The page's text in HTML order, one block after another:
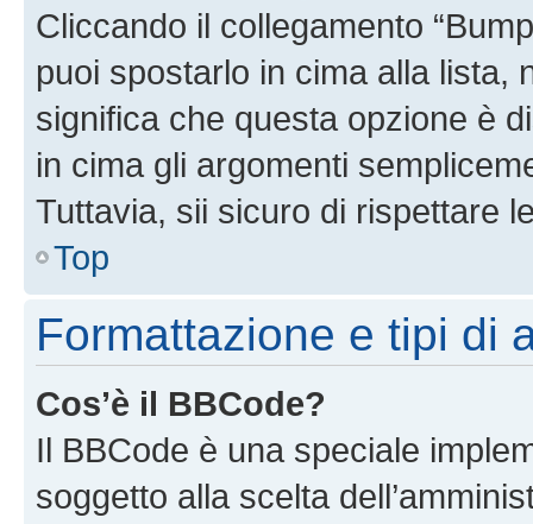
Cliccando il collegamento
puoi spostarlo in cima alla lista,
significa che questa opzione è
in cima gli argomenti
Tuttavia, sii sicuro di rispettare
Top
Formattazione e tipi di
Cos’è il BBCode?
Il BBCode è una speciale
soggetto alla scelta